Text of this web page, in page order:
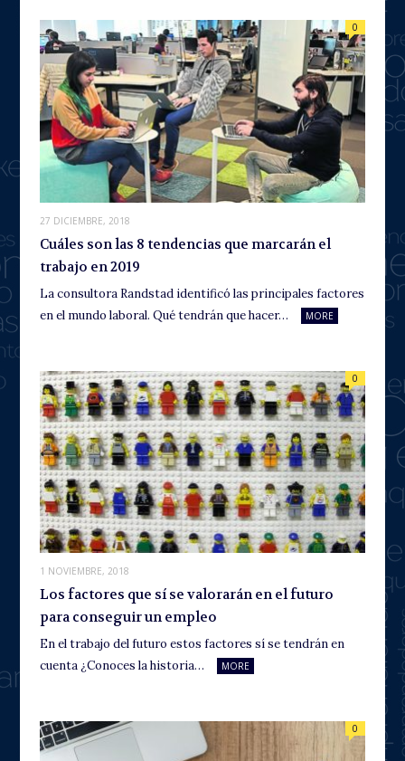
27 DICIEMBRE, 2018
0
Cuáles son las 8 tendencias que marcarán el
trabajo en 2019
La consultora Randstad identificó las principales factores
en el mundo laboral. Qué tendrán que hacer…
MORE
1 NOVIEMBRE, 2018
0
Los factores que sí se valorarán en el futuro
para conseguir un empleo
En el trabajo del futuro estos factores sí se tendrán en
cuenta ¿Conoces la historia…
MORE
0